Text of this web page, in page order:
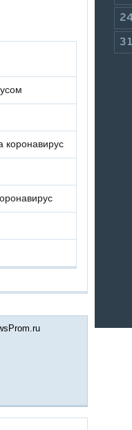
коронавирус
31